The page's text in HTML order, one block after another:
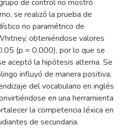
de control no mostró
se realizó la prueba de
no paramétrico de
obteniéndose valores
(p = 0.000), por lo que se
aceptó la hipótesis alterna. Se
influyó de manera positiva,
del vocabulario en inglés
en una herramienta
la competencia léxica en
de secundaria.